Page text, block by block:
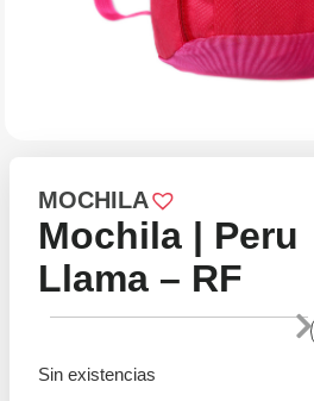
MOCHILA
Mochila | Peru
Llama – RF
Sin existencias